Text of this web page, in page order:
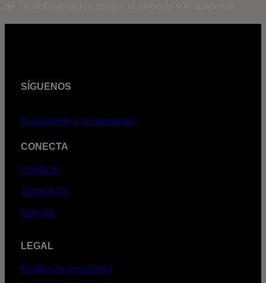
SÍGUENOS
Suscribirme a la newsletter
CONECTA
Contacto
Sobre AXN
Noticias
LEGAL
Política de privacidad